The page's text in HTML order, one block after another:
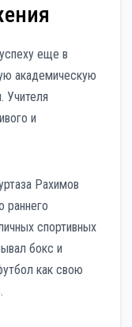
еще в
академическую
Учителя
и
Рахимов
раннего
спортивных
бокс и
как свою